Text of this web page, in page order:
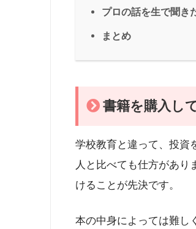
プロの話を生で聞き
まとめ
書籍を購入し
学校教育と違って、投資
人と比べても仕方があ
けることが先決です。
本の中身によっては難し